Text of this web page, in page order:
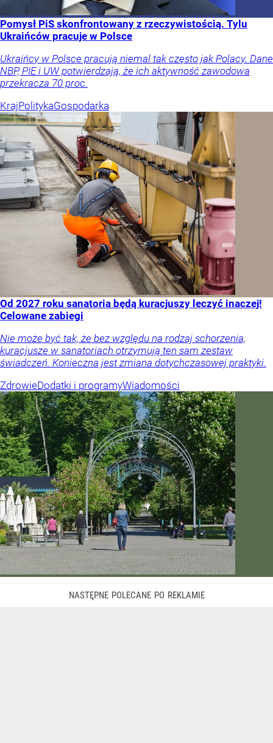
Pomysł PiS skonfrontowany z rzeczywistością. Tylu
Ukraińców pracuje w Polsce
Ukraińcy w Polsce pracują niemal tak często jak Polacy. Dane
NBP, PIE i UW potwierdzają, że ich aktywność zawodowa
przekracza 70 proc.
KrajPolitykaGospodarka
Od 2027 roku sanatoria będą kuracjuszy leczyć inaczej!
Celowane zabiegi
Nie może być tak, że bez względu na rodzaj schorzenia,
kuracjusze w sanatoriach otrzymują ten sam zestaw
świadczeń. Konieczna jest zmiana dotychczasowej praktyki.
ZdrowieDodatki i programyWiadomości